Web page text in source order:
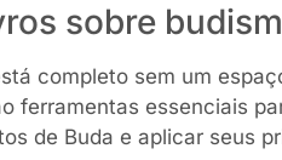
sobre
completo sem um
ferramentas essenciais
de Buda e aplicar seus